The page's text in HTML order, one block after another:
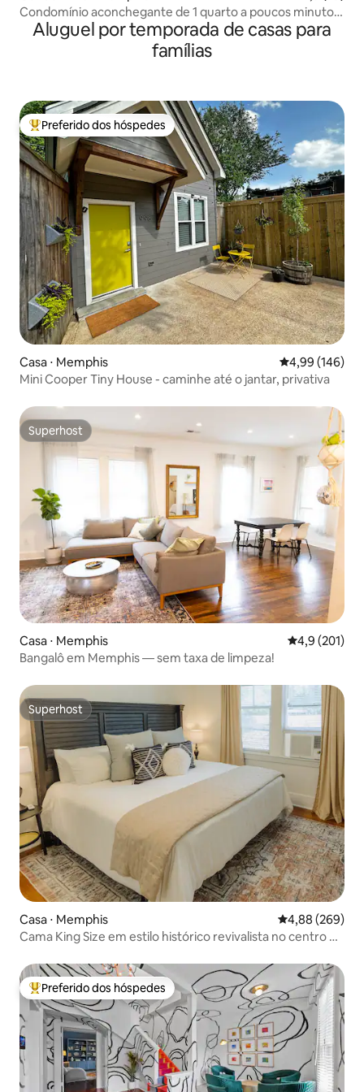
Condomínio aconchegante de 1 quarto a poucos minutos
do centro da cidade no campo de golfe
Aluguel por temporada de casas para
famílias
Entre os melhores preferidos dos hóspedes
Preferido dos hóspedes
Casa ⋅ Memphis 4,99 de uma
4,99 (146)
Mini Cooper Tiny House - caminhe até o jantar, privativa
Superhost
Superhost
Casa ⋅ Memphis 4,9 de uma
4,9 (201)
Bangalô em Memphis — sem taxa de limpeza!
Superhost
Superhost
Casa ⋅ Memphis 4,88 de uma
4,88 (269)
Cama King Size em estilo histórico revivalista no centro de
Entre os melhores preferidos dos hóspedes
Preferido dos hóspedes